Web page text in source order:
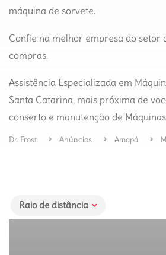
máquina de sorvete.
Confie na melhor empresa do setor
compras.
Assistência Especializada em
Santa Catarina, mais próxima de
conserto e manutenção de
Dr. Frost Anúncios Amapá
Raio de distância